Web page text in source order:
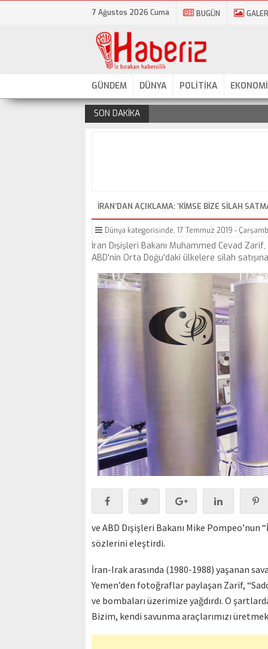
7 Ağustos 2026 Cuma BUGÜN
GÜNDEM DÜNYA POLİTİKA EKONOMİ
SON DAKİKA
İRAN’DAN AÇIKLAMA: ‘KIMSE BIZE SILAH
Dünya kategorisinde, 17 Temmuz 2019 -
İran Dışişleri Bakanı Muhammed Cevad
ABD'nin Orta Doğu'daki ülkelere silah
ve ABD Dışişleri Bakanı Mike
sözlerini eleştirdi.
İran-Irak arasında (1980-1988) yaşanan
Yemen’den fotoğraflar paylaşan Zarif,
ve bombaları üzerimize yağdırdı. O
Bizim, kendi savunma araçlarımızı